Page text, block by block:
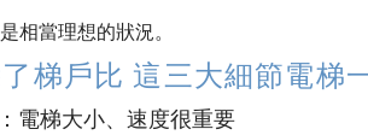
相當理想的狀況。
了梯戶比 這三大細節電梯
電梯大小、速度很重要